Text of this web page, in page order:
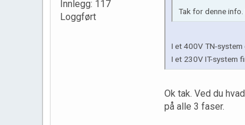
Innlegg: 117
Loggført
Tak for denne
I et 400V TN-system
I et 230V IT-system
Ok tak. Ved du
på alle 3 faser.